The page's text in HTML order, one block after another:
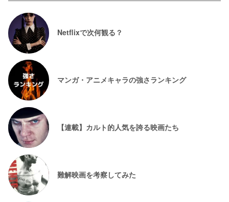
Netflixで次何観る？
マンガ・アニメキャラの強さランキング
【連載】カルト的人気を誇る映画たち
難解映画を考察してみた